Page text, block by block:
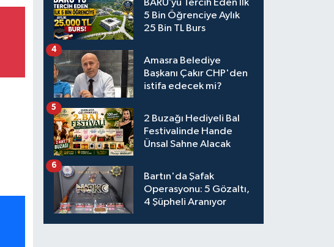
BARÜ’yü Tercih Eden İlk
5 Bin Öğrenciye Aylık
25 Bin TL Burs
Amasra Belediye
Başkanı Çakır CHP'den
istifa edecek mi?
4
2 Buzağı Hediyeli Bal
Festivalinde Hande
Ünsal Sahne Alacak
5
Bartın'da Şafak
Operasyonu: 5 Gözaltı,
4 Şüpheli Aranıyor
6